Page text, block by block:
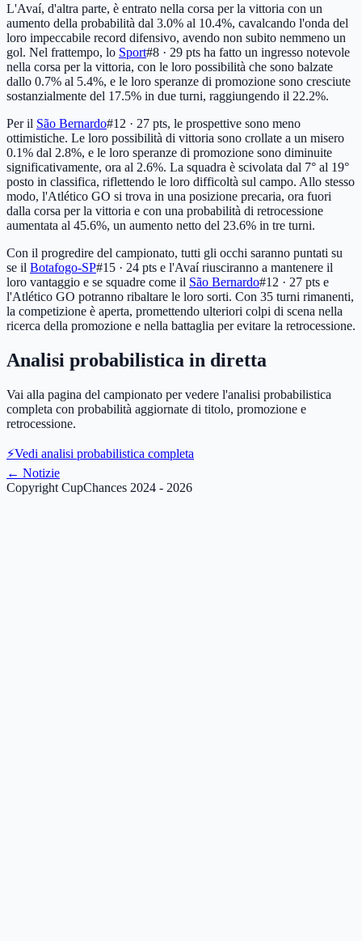
L'Avaí, d'altra parte, è entrato nella corsa per la vittoria con un
aumento della probabilità dal 3.0% al 10.4%, cavalcando l'onda del
loro impeccabile record difensivo, avendo non subito nemmeno un
gol. Nel frattempo, lo Sport#8 · 29 pts ha fatto un ingresso notevole
nella corsa per la vittoria, con le loro possibilità che sono balzate
dallo 0.7% al 5.4%, e le loro speranze di promozione sono cresciute
sostanzialmente del 17.5% in due turni, raggiungendo il 22.2%.
Per il São Bernardo#12 · 27 pts, le prospettive sono meno
ottimistiche. Le loro possibilità di vittoria sono crollate a un misero
0.1% dal 2.8%, e le loro speranze di promozione sono diminuite
significativamente, ora al 2.6%. La squadra è scivolata dal 7° al 19°
posto in classifica, riflettendo le loro difficoltà sul campo. Allo stesso
modo, l'Atlético GO si trova in una posizione precaria, ora fuori
dalla corsa per la vittoria e con una probabilità di retrocessione
aumentata al 45.6%, un aumento netto del 23.6% in tre turni.
Con il progredire del campionato, tutti gli occhi saranno puntati su
se il Botafogo-SP#15 · 24 pts e l'Avaí riusciranno a mantenere il
loro vantaggio e se squadre come il São Bernardo#12 · 27 pts e
l'Atlético GO potranno ribaltare le loro sorti. Con 35 turni rimanenti,
la competizione è aperta, promettendo ulteriori colpi di scena nella
ricerca della promozione e nella battaglia per evitare la retrocessione.
Analisi probabilistica in diretta
Vai alla pagina del campionato per vedere l'analisi probabilistica
completa con probabilità aggiornate di titolo, promozione e
retrocessione.
⚡Vedi analisi probabilistica completa
← Notizie
Copyright CupChances 2024 - 2026